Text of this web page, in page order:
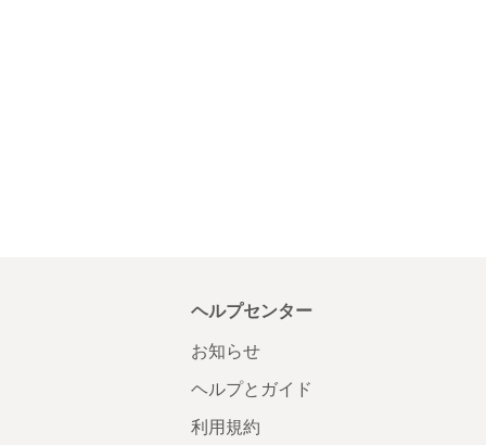
ヘルプセンター
お知らせ
ヘルプとガイド
利用規約